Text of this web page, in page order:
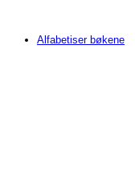
Alfabetiser bøkene